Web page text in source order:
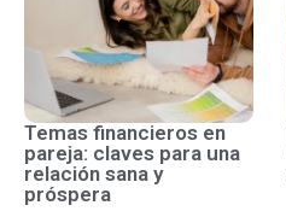
Temas financieros en
pareja: claves para una
relación sana y
próspera